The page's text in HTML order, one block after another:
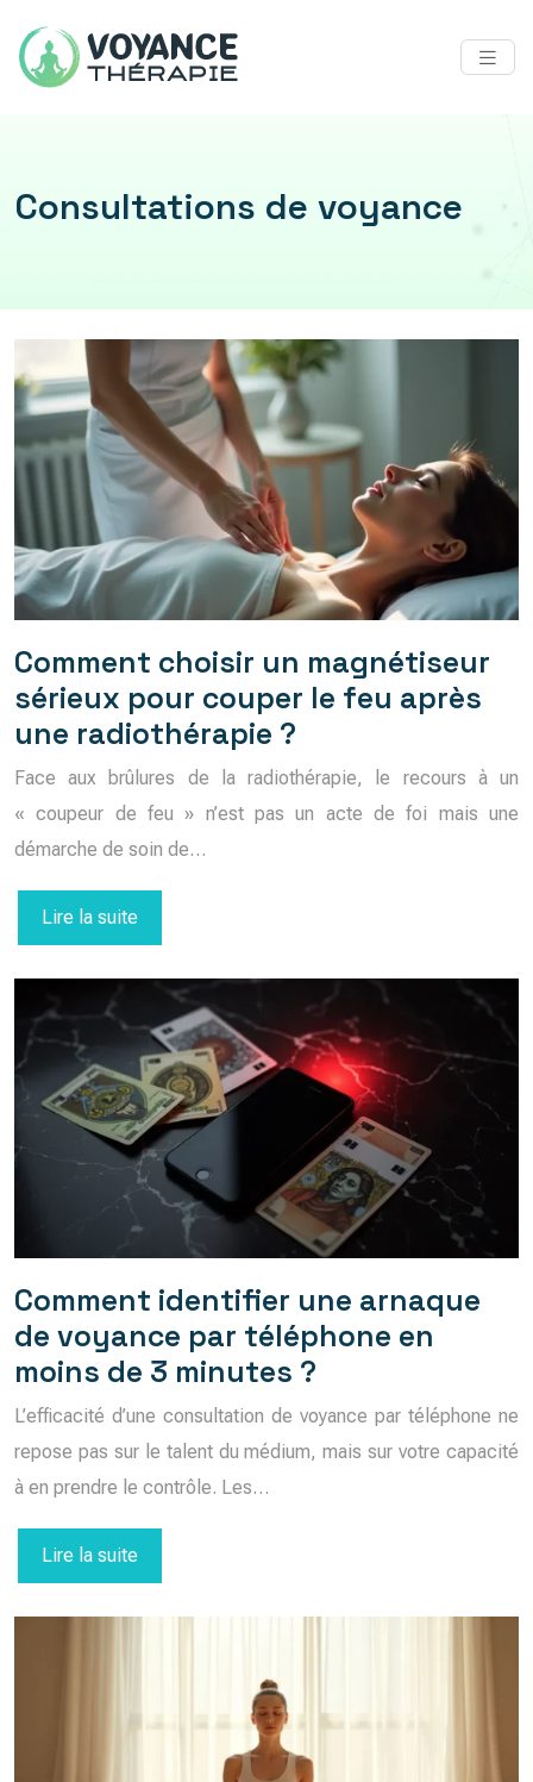
Consultations de voyance
Comment choisir un magnétiseur
sérieux pour couper le feu après
une radiothérapie ?
Face aux brûlures de la radiothérapie, le recours à un
« coupeur de feu » n’est pas un acte de foi mais une
démarche de soin de…
Lire la suite
Comment identifier une arnaque
de voyance par téléphone en
moins de 3 minutes ?
L’efficacité d’une consultation de voyance par téléphone ne
repose pas sur le talent du médium, mais sur votre capacité
à en prendre le contrôle. Les…
Lire la suite